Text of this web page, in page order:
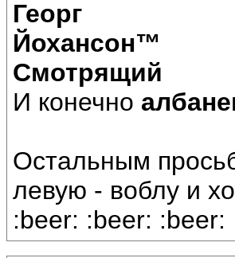
Георг
Йохансон™
Смотрящий
И конечно
Остальным
левую - воблу и
:beer: :beer: :beer: